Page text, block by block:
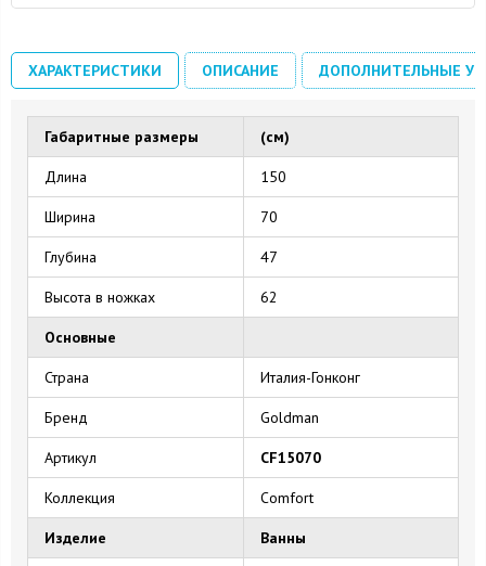
ХАРАКТЕРИСТИКИ ОПИСАНИЕ ДОПОЛНИТЕЛЬНЫЕ
Габаритные размеры (см)
Длина 150
Ширина 70
Глубина 47
Высота в ножках 62
Основные
Страна Италия-Гонконг
Бренд Goldman
Артикул CF15070
Коллекция Comfort
Изделие Ванны